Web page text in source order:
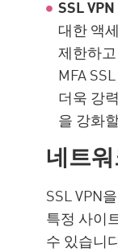
SSL VPN
대한 액
제한하
MFA
더욱 강
을 강화
네트
SSL VPN
특정 사이
수 있습니